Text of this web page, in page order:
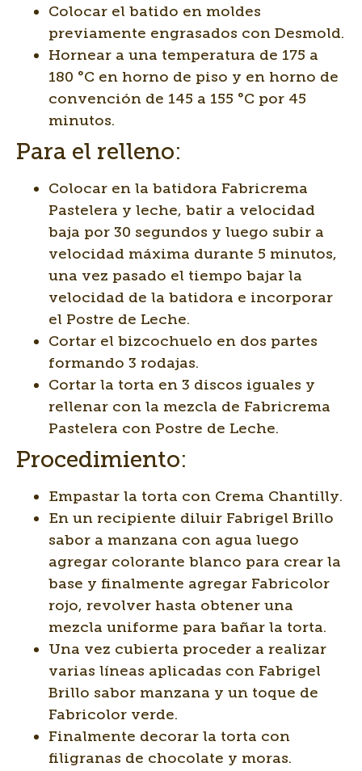
Colocar el batido en moldes
previamente engrasados con Desmold.
Hornear a una temperatura de 175 a
180 °C en horno de piso y en horno de
convención de 145 a 155 °C por 45
minutos.
Para el relleno:
Colocar en la batidora Fabricrema
Pastelera y leche, batir a velocidad
baja por 30 segundos y luego subir a
velocidad máxima durante 5 minutos,
una vez pasado el tiempo bajar la
velocidad de la batidora e incorporar
el Postre de Leche.
Cortar el bizcochuelo en dos partes
formando 3 rodajas.
Cortar la torta en 3 discos iguales y
rellenar con la mezcla de Fabricrema
Pastelera con Postre de Leche.
Procedimiento:
Empastar la torta con Crema Chantilly.
En un recipiente diluir Fabrigel Brillo
sabor a manzana con agua luego
agregar colorante blanco para crear la
base y finalmente agregar Fabricolor
rojo, revolver hasta obtener una
mezcla uniforme para bañar la torta.
Una vez cubierta proceder a realizar
varias líneas aplicadas con Fabrigel
Brillo sabor manzana y un toque de
Fabricolor verde.
Finalmente decorar la torta con
filigranas de chocolate y moras.